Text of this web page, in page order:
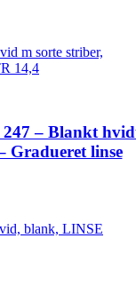
– Blankt
Gradueret linse